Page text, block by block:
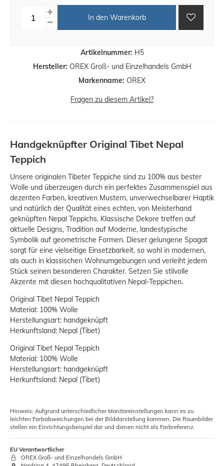
Artikelnummer: H5
Hersteller: OREX Groß- und Einzelhandels GmbH
Markenname: OREX
In den Warenkorb
Fragen zu diesem Artikel?
Handgeknüpfter Original Tibet Nepal
Teppich
Unsere originalen Tibeter Teppiche sind zu 100% aus bester
Wolle und überzeugen durch ein perfektes Zusammenspiel aus
dezenten Farben, kreativen Mustern, unverwechselbarer Haptik
und natürlich der Qualität eines echten, von Meisterhand
geknüpften Nepal Teppichs. Klassische Dekore treffen auf
aktuelle Designs, Tradition auf Moderne, landestypische
Symbolik auf geometrische Formen. Dieser gelungene Spagat
sorgt für eine vielseitige Einsetzbarkeit, so wohl in modernen,
als auch in klassischen Wohnumgebungen und verleiht jedem
Stück seinen besonderen Charakter. Setzen Sie stilvolle
Akzente mit diesen hochqualitativen Nepal-Teppichen.
Original Tibet Nepal Teppich
Material: 100% Wolle
Herstellungsart: handgeknüpft
Herkunftsland: Nepal (Tibet)
Original Tibet Nepal Teppich
Material: 100% Wolle
Herstellungsart: handgeknüpft
Herkunftsland: Nepal (Tibet)
Hinweis: Aufgrund unterschiedlicher Monitoreinstellungen kann es zu
leichten Farbabweichungen bei der Bilddarstellung kommen. Die Raumbilder
stellen ein Einrichtungsbeispiel dar und dienen nicht als Farbreferenz.
EU Verantwortlicher
OREX Groß- und Einzelhandels GmbH